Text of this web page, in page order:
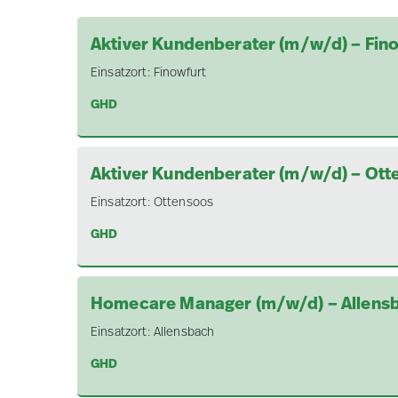
Aktiver Kundenberater (m/w/d) –
Einsatzort: Finowfurt
GHD
Aktiver Kundenberater (m/w/d) –
Einsatzort: Ottensoos
GHD
Homecare Manager (m/w/d) –
Einsatzort: Allensbach
GHD